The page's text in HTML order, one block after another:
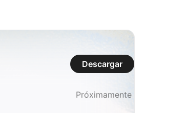
Descargar
Próximamente